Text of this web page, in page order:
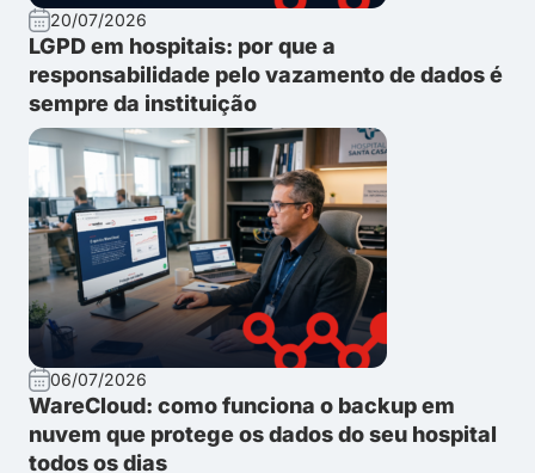
20/07/2026
LGPD em hospitais: por que a
responsabilidade pelo vazamento de dados é
sempre da instituição
06/07/2026
WareCloud: como funciona o backup em
nuvem que protege os dados do seu hospital
todos os dias